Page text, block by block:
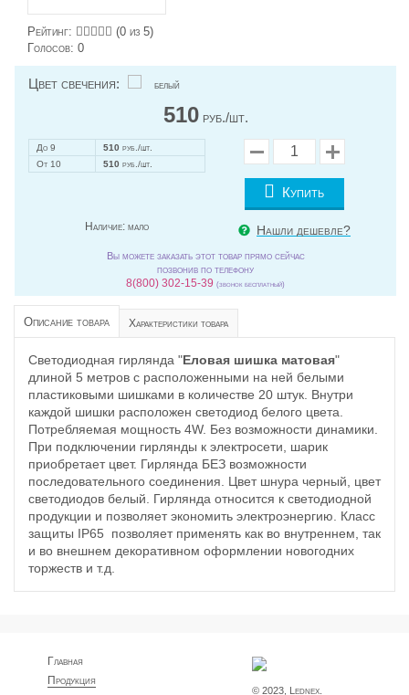
Рейтинг: (0 из 5)
Голосов: 0
Цвет свечения: белый
510руб./шт.
До 9 510 руб./шт.
От 10
510 руб./шт.
Купить
Наличие: мало Нашли дешевле?
Вы можете заказать этот товар прямо сейчас
позвонив по телефону
8(800) 302-15-39 (звонок бесплатный)
Описание товара Характеристики товара
Светодиодная гирлянда "Еловая шишка матовая"
длиной 5 метров с расположенными на ней белыми
пластиковыми шишками в количестве 20 штук. Внутри
каждой шишки расположен светодиод белого цвета.
Потребляемая мощность 4W. Без возможности динамики.
При подключении гирлянды к электросети, шарик
приобретает цвет. Гирлянда БЕЗ возможности
последовательного соединения. Цвет шнура черный, цвет
светодиодов белый. Гирлянда относится к светодиодной
продукции и позволяет экономить электроэнергию. Класс
защиты IP65 позволяет применять как во внутреннем, так
и во внешнем декоративном оформлении новогодних
торжеств и т.д.
© 2023, Lednex.
Главная
Продукция